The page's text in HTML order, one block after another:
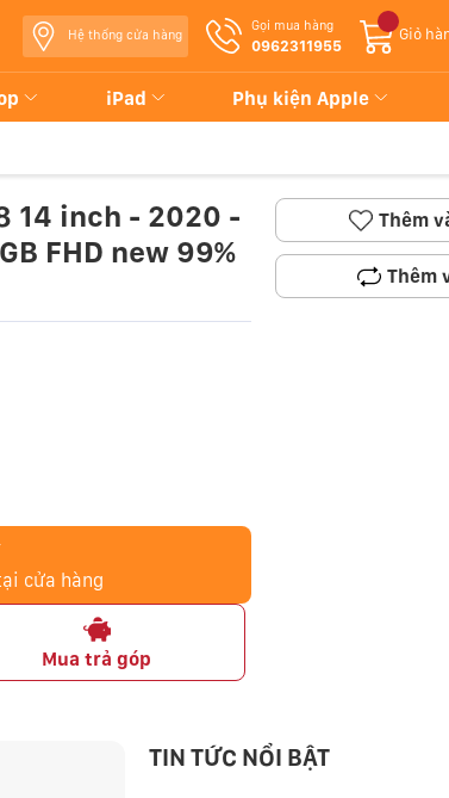
Hệ thống cửa hàng
Gọi mua hàng
0962311955
Giỏ
iPad Phụ kiện Apple
14 inch - 2020 -
FHD new 99%
cửa hàng
Mua trả góp
Thêm
Thêm
TIN TỨC NỔI BẬT